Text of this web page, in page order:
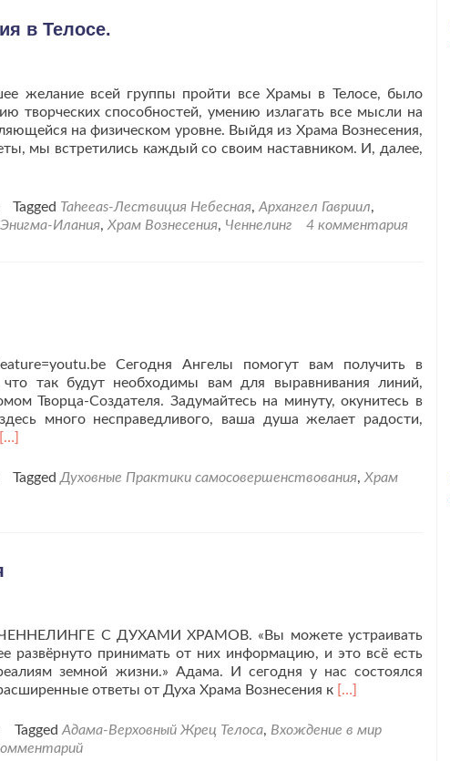
в Телосе.
желание всей группы пройти все Храмы в Телосе, было
творческих способностей, умению излагать все мысли на
на физическом уровне. Выйдя из Храма Вознесения,
мы встретились каждый со своим наставником. И, далее,
Tagged Taheeas-Лествиция Небесная, Архангел Гавриил,
Илания, Храм Вознесения, Ченнелинг 4 комментария
Сегодня Ангелы помогут вам получить в
так будут необходимы вам для выравнивания линий,
Творца-Создателя. Задумайтесь на минуту, окунитесь в
много несправедливого, ваша душа желает радости,
Читать
проМедитация
[…]
Tagged Духовные Практики самосовершенствования, Храм
С ДУХАМИ ХРАМОВ. «Вы можете устраивать
развёрнуто принимать от них информацию, и это всё есть
земной жизни.» Адама. И сегодня у нас состоялся
ответы от Духа Храма Вознесения к Читать
проРазговор
[…]
Tagged Адама-Верховный Жрец Телоса, Вхождение в мир